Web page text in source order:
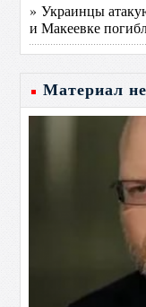
» Украинцы
и Макеевке
Материал